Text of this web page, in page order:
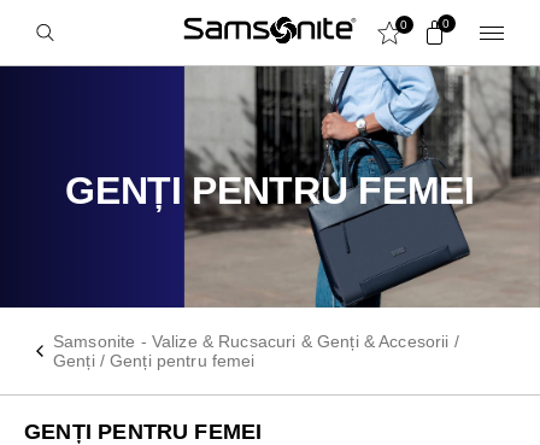
0 0
GENȚI PENTRU FEMEI
Samsonite - Valize & Rucsacuri & Genți & Accesorii /
Genți / Genți pentru femei
GENȚI PENTRU FEMEI